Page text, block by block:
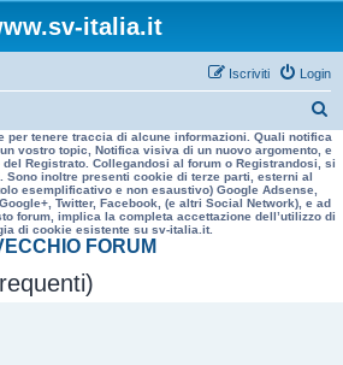
italia.it
Login
Iscriviti
e
r
a
per tenere traccia di alcune informazioni. Quali notifica
vostro topic, Notifica visiva di un nuovo argomento, e
Registrato. Collegandosi al forum o Registrandosi, si
Sono inoltre presenti cookie di terze parti, esterni al
esemplificativo e non esaustivo) Google Adsense,
Twitter, Facebook, (e altri Social Network), e ad
forum, implica la completa accettazione dell’utilizzo di
di cookie esistente su sv-italia.it.
FORUM